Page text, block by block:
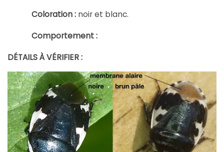
Coloration : noir et blanc.
Comportement :
DÉTAILS À VÉRIFIER :